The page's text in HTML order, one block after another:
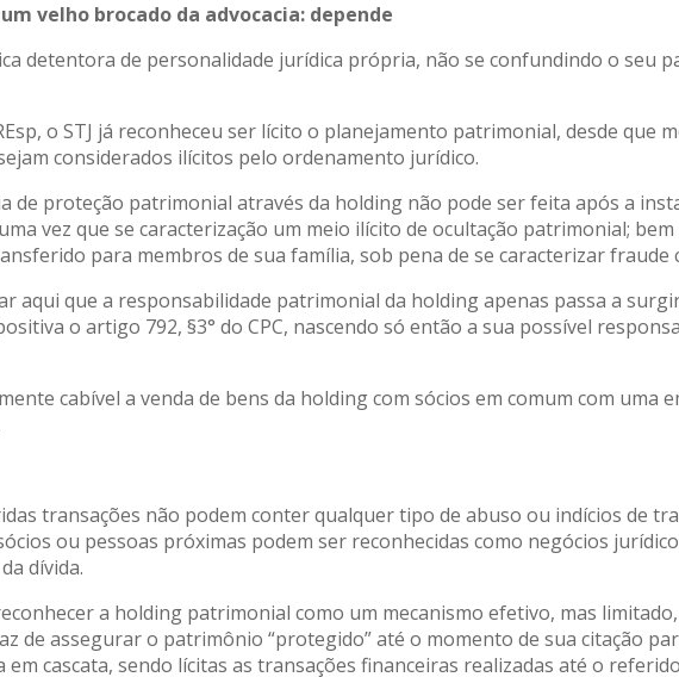
velho brocado da advocacia: depende
detentora de personalidade jurídica própria, não se confundindo o seu
o STJ já reconheceu ser lícito o planejamento patrimonial, desde que
considerados ilícitos pelo ordenamento jurídico.
de proteção patrimonial através da holding não pode ser feita após a
vez que se caracterização um meio ilícito de ocultação patrimonial;
para membros de sua família, sob pena de se caracterizar fraude
aqui que a responsabilidade patrimonial da holding apenas passa a
o artigo 792, §3° do CPC, nascendo só então a sua possível
cabível a venda de bens da holding com sócios em comum com uma
transações não podem conter qualquer tipo de abuso ou indícios de
ou pessoas próximas podem ser reconhecidas como negócios
dívida.
a holding patrimonial como um mecanismo efetivo, mas
de assegurar o patrimônio “protegido” até o momento de sua citação
cascata, sendo lícitas as transações financeiras realizadas até o